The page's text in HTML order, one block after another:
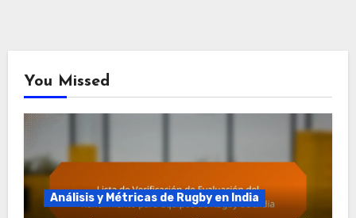
You Missed
Análisis y Métricas de Rugby en India